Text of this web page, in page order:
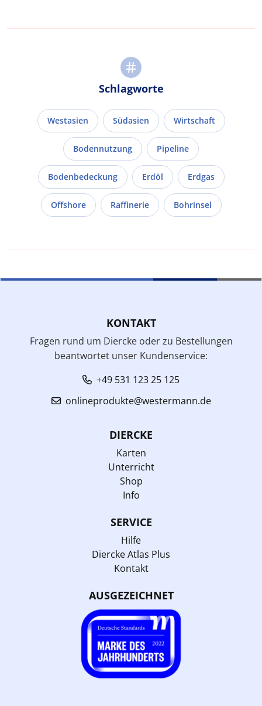
Schlagworte
Westasien Südasien Wirtschaft
Bodennutzung Pipeline
Bodenbedeckung Erdöl Erdgas
Offshore Raffinerie Bohrinsel
KONTAKT
Fragen rund um Diercke oder zu Bestellungen
beantwortet unser Kundenservice:
+49 531 123 25 125
onlineprodukte@westermann.de
DIERCKE
Karten
Unterricht
Shop
Info
SERVICE
Hilfe
Diercke Atlas Plus
Kontakt
AUSGEZEICHNET